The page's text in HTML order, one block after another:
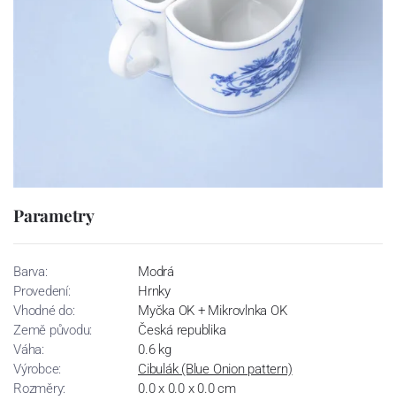
Parametry
Barva:
Modrá
Provedení:
Hrnky
Vhodné do:
Myčka OK + Mikrovlnka OK
Země původu:
Česká republika
Váha:
0.6 kg
Výrobce:
Cibulák (Blue Onion pattern)
Rozměry:
0.0 x 0.0 x 0.0 cm